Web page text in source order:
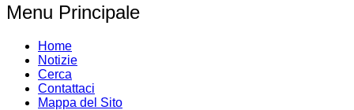
Menu Principale
Home
Notizie
Cerca
Contattaci
Mappa del Sito